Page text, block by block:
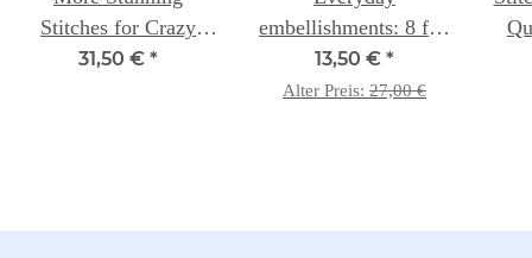
Stitches for Crazy
Quilts -- Kathy
31,50 € *
embellishments: 8 fun
quilts to stitch and
embellish
13,50 € *
Alter Preis: 27,00 €